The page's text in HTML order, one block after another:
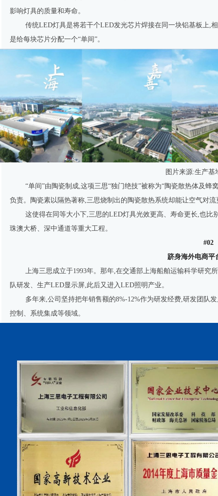
影响灯具的质量和寿命。
传统LED灯具是将若干个LED发光芯片焊接在同一块铝基板上,
是给每块芯片分配一个“单间”。
图片来源:生产基
“单间”由陶瓷制成,这项三思“独门绝技”被称为“陶瓷散热体及
负责。陶瓷素以隔热著称,三思烧制出的陶瓷散热系统却能让空气对
这使得在同等大小下,三思的LED灯具光效更高、寿命更长,也
珠澳大桥、深中通道等重大工程。
#02
跻身海外电商平
上海三思成立于1993年。那年,在交通部上海船舶运输科学研
队研发、生产LED显示屏,此后又进入LED照明产业。
多年来,公司坚持把年销售额的8%-12%作为研发经费,研发团队
控制、系统集成等领域。